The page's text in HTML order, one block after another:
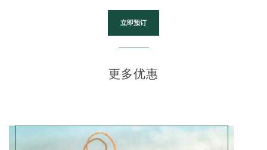
立即预订
更多优惠